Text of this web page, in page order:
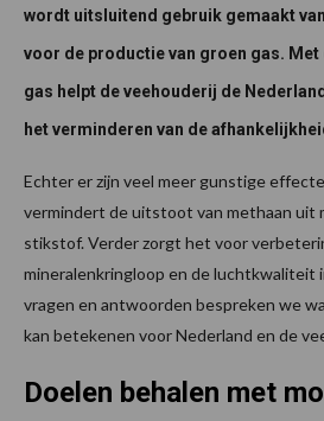
wordt uitsluitend gebruik gemaakt
voor de productie van groen gas.
gas helpt de veehouderij de
het verminderen van de
Echter er zijn veel meer gunstige
vermindert de uitstoot van methaan uit
stikstof. Verder zorgt het voor
mineralenkringloop en de luchtkwaliteit
vragen en antwoorden bespreken we
kan betekenen voor Nederland en de
Doelen behalen met